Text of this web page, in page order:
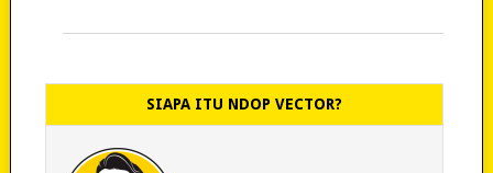
SIAPA ITU NDOP VECTOR?